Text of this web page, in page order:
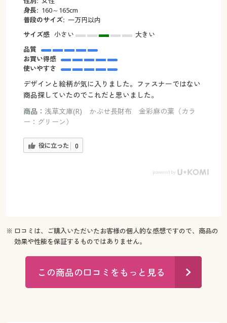
身長: 160～165cm
普段のサイズ: 一万円以内
サイズ感 小さい
大きい
品質
お買い得感
使いやすさ
デザインと絵柄が気に入りました。ファスナーではない
商品探していたのでこれだと思いました。
商品： 浅草文庫(R) かぶせ長財布 金彩麻の葉（カラ
ー：グリーン）
役に立った 0
※ 口コミは、ご購入いただいたお客様の個人的な感想ですので、商品の
効果や性能を保証するものではありません。
この商品の口コミをもっと見る